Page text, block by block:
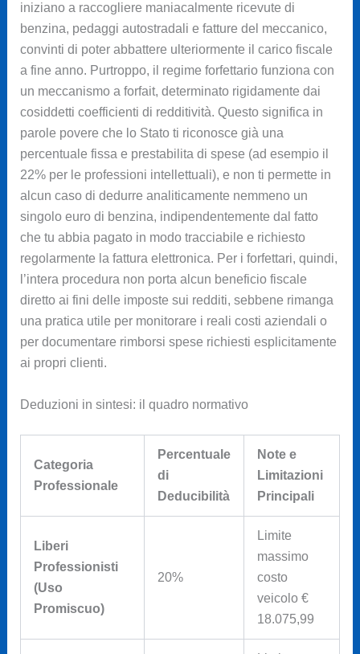
iniziano a raccogliere maniacalmente ricevute di
benzina, pedaggi autostradali e fatture del meccanico,
convinti di poter abbattere ulteriormente il carico fiscale
a fine anno. Purtroppo, il regime forfettario funziona con
un meccanismo a forfait, determinato rigidamente dai
cosiddetti coefficienti di redditività. Questo significa in
parole povere che lo Stato ti riconosce già una
percentuale fissa e prestabilita di spese (ad esempio il
22% per le professioni intellettuali), e non ti permette in
alcun caso di dedurre analiticamente nemmeno un
singolo euro di benzina, indipendentemente dal fatto
che tu abbia pagato in modo tracciabile e richiesto
regolarmente la fattura elettronica. Per i forfettari, quindi,
l’intera procedura non porta alcun beneficio fiscale
diretto ai fini delle imposte sui redditi, sebbene rimanga
una pratica utile per monitorare i reali costi aziendali o
per documentare rimborsi spese richiesti esplicitamente
ai propri clienti.
Deduzioni in sintesi: il quadro normativo
Categoria
Professionale
Percentuale
di
Deducibilità
Note e
Limitazioni
Principali
Liberi
Professionisti
(Uso
Promiscuo)
20%
Limite
massimo
costo
veicolo €
18.075,99